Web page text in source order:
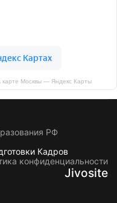
карте Москвы — Яндекс Карты
РФ
Кадров
конфиденциальности
Jivosite